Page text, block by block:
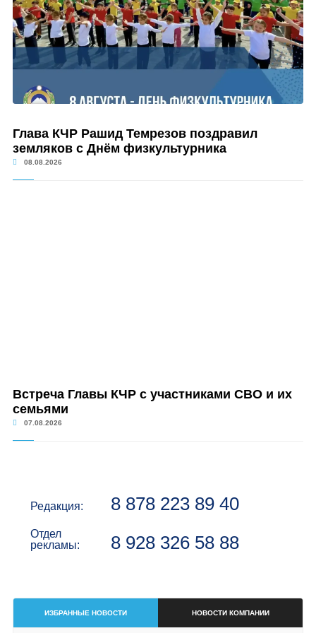
Глава КЧР Рашид Темрезов поздравил
земляков с Днём физкультурника
08.08.2026
Встреча Главы КЧР с участниками СВО и их
семьями
07.08.2026
Редакция: 8 878 223 89 40
Отдел
рекламы:
8 928 326 58 88
ИЗБРАННЫЕ НОВОСТИ НОВОСТИ КОМПАНИИ